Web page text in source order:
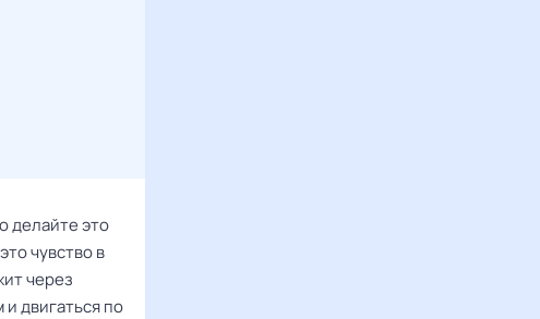
делайте это
чувство в
через
двигаться по